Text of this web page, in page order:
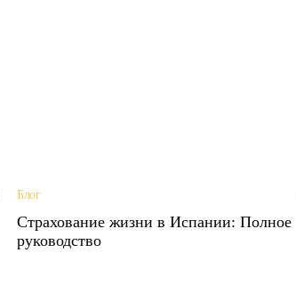
Блог
Страхование жизни в Испании: Полное
руководство